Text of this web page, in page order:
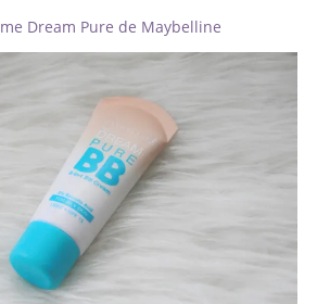
Dream Pure de Maybelline